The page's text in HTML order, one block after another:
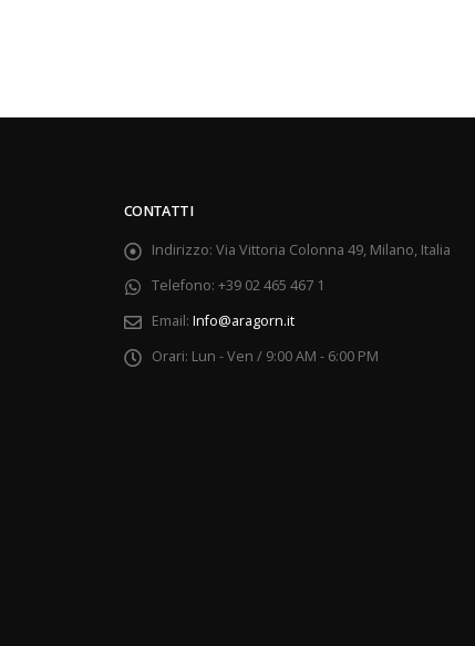
CONTATTI
Indirizzo: Via Vittoria Colonna 49, Milano, Italia
Telefono: +39 02 465 467 1
Email: Info@aragorn.it
Orari: Lun - Ven / 9:00 AM - 6:00 PM